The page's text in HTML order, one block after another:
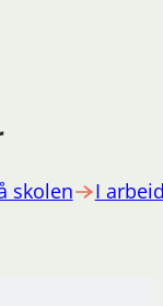
skolen
I